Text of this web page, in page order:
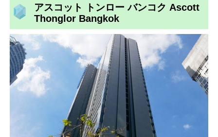
アスコット トンロー バンコク Ascott
Thonglor Bangkok